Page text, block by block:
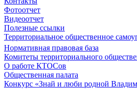
Фотоотчет
Видеоотчет
Полезные ссылки
Территориальное общественное
Нормативная правовая база
Комитеты территориального
О работе КТОСов
Общественная палата
Конкурс «Знай и люби родной